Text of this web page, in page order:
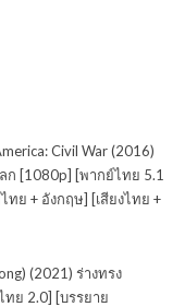
Civil War (2016)
ก [1080p] [พากย์ไทย 5.1
ทย + อังกฤษ] [เสียงไทย +
(2021) ร่างทรง
ย 2.0] [บรรยาย